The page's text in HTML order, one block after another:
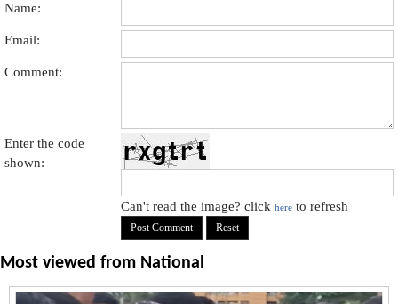
Name:
Email:
Comment:
Enter the code
shown:
Can't read the image? clickhere to refresh
Most viewed from National